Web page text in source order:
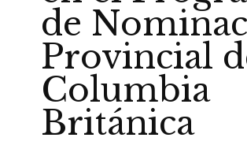
de
Provincial
Columbia
Británica